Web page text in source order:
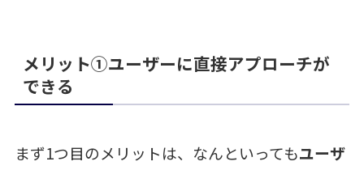
メリット①ユーザーに直接アプローチが
できる
まず1つ目のメリットは、なんといってもユーザ